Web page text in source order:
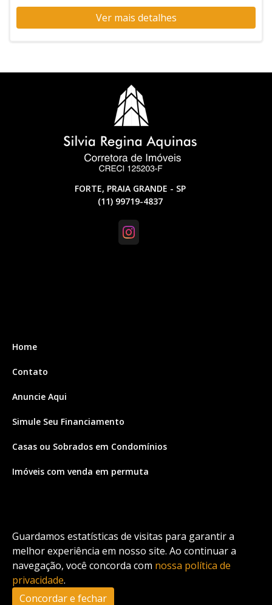
Ver mais detalhes
Guardamos estatísticas de visitas para garantir a
melhor experiência em nosso site. Ao continuar a
navegação, você concorda com nossa política de
privacidade.
Concordar e fechar
FORTE, PRAIA GRANDE - SP
(11) 99719-4837
Home
Contato
Anuncie Aqui
Simule Seu Financiamento
Casas ou Sobrados em Condomínios
Imóveis com venda em permuta
Casa com piscina
Apartamento com piscina
Condomínio fechado